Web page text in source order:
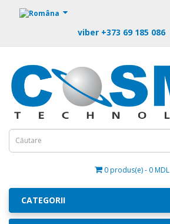
https://m9.by
viber +373 69 185 086
0 produs(e) - 0 MDL
CATEGORII